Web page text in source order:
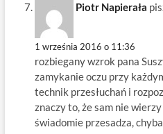
Piotr Napierała
1 września 2016 o 11:36
rozbiegany wzrok pana
zamykanie oczu przy
technik przesłuchań i
znaczy to, że sam nie
świadomie przesadza,